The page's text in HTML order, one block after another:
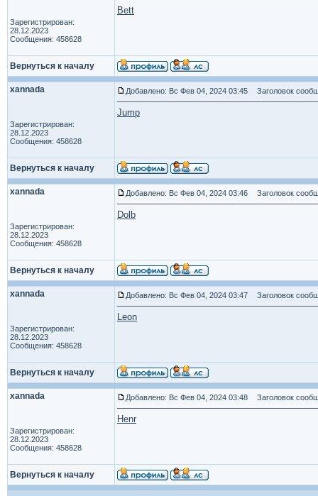
Зарегистрирован:
28.12.2023
Сообщения: 458628
Bett
Вернуться к началу
xannada
Зарегистрирован:
28.12.2023
Сообщения: 458628
Добавлено: Вс Фев 04, 2024 03:45 Заголовок
Jump
Вернуться к началу
xannada
Зарегистрирован:
28.12.2023
Сообщения: 458628
Добавлено: Вс Фев 04, 2024 03:46 Заголовок
Dolb
Вернуться к началу
xannada
Зарегистрирован:
28.12.2023
Сообщения: 458628
Добавлено: Вс Фев 04, 2024 03:47 Заголовок
Leon
Вернуться к началу
xannada
Зарегистрирован:
28.12.2023
Сообщения: 458628
Добавлено: Вс Фев 04, 2024 03:48 Заголовок
Henr
Вернуться к началу